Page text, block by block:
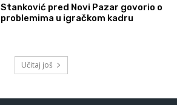
Stanković pred Novi Pazar govorio o
problemima u igračkom kadru
Učitaj još